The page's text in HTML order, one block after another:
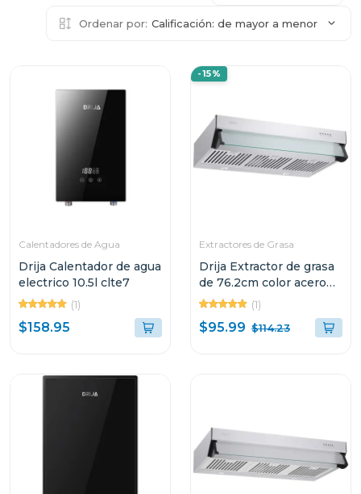
Ordenar por: Calificación: de mayor a menor
Calentadores de Agua
Drija Calentador de agua
electrico 10.5l clte7
(1)
$158.95
-15%
Extractores de Grasa
Drija Extractor de grasa
de 76.2cm color acero
compatto(1)
$95.99 $114.23